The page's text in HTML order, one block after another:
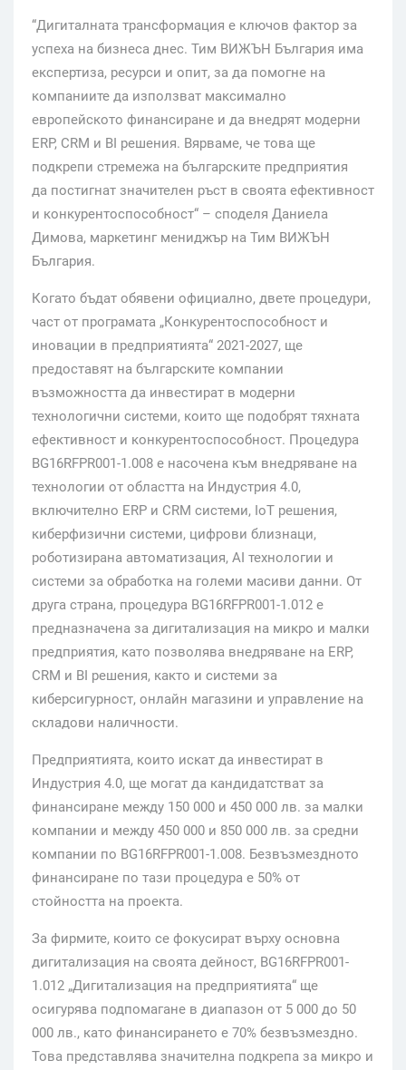
“Дигиталната трансформация е ключов фактор за
успеха на бизнеса днес. Тим ВИЖЪН България има
експертиза, ресурси и опит, за да помогне на
компаниите да използват максимално
европейското финансиране и да внедрят модерни
ERP, CRM и BI решения. Вярваме, че това ще
подкрепи стремежа на българските предприятия
да постигнат значителен ръст в своята ефективност
и конкурентоспособност“ – споделя Даниела
Димова, маркетинг мениджър на Тим ВИЖЪН
България.
Когато бъдат обявени официално, двете процедури,
част от програмата „Конкурентоспособност и
иновации в предприятията“ 2021-2027, ще
предоставят на българските компании
възможността да инвестират в модерни
технологични системи, които ще подобрят тяхната
ефективност и конкурентоспособност. Процедура
BG16RFPR001-1.008 е насочена към внедряване на
технологии от областта на Индустрия 4.0,
включително ERP и CRM системи, IoT решения,
киберфизични системи, цифрови близнаци,
роботизирана автоматизация, AI технологии и
системи за обработка на големи масиви данни. От
друга страна, процедура BG16RFPR001-1.012 е
предназначена за дигитализация на микро и малки
предприятия, като позволява внедряване на ERP,
CRM и BI решения, както и системи за
киберсигурност, онлайн магазини и управление на
складови наличности.
Предприятията, които искат да инвестират в
Индустрия 4.0, ще могат да кандидатстват за
финансиране между 150 000 и 450 000 лв. за малки
компании и между 450 000 и 850 000 лв. за средни
компании по BG16RFPR001-1.008. Безвъзмездното
финансиране по тази процедура е 50% от
стойността на проекта.
За фирмите, които се фокусират върху основна
дигитализация на своята дейност, BG16RFPR001-
1.012 „Дигитализация на предприятията“ ще
осигурява подпомагане в диапазон от 5 000 до 50
000 лв., като финансирането е 70% безвъзмездно.
Това представлява значителна подкрепа за микро и